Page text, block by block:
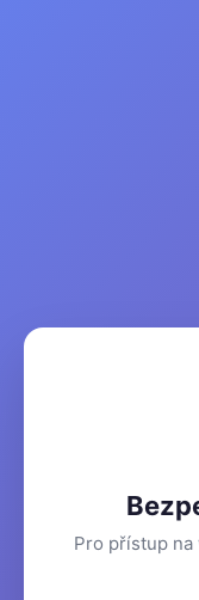
Pro přístup